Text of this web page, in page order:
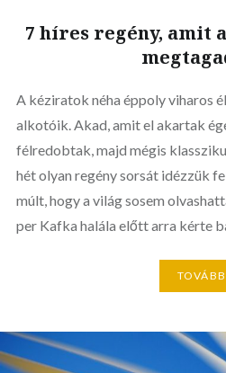
7 híres regény, amit
A kéziratok néha éppoly viharos
alkotóik. Akad, amit el akartak
félredobtak, majd mégis
hét olyan regény sorsát idézzük
múlt, hogy a világ sosem
per Kafka halála előtt arra kérte
TOVÁBB